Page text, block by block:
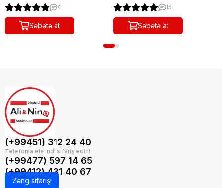
4
Səbətə at
15
Səbətə at
(+99451) 312 24 40
(+99477) 597 14 65
(+99412) 431 40 67
Zəng sifarişi